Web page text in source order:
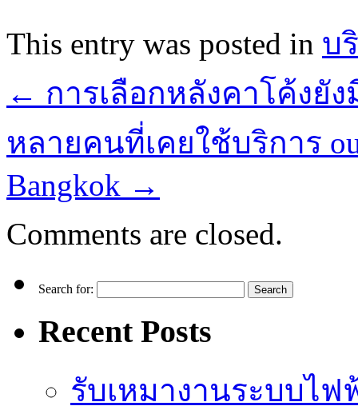
This entry was posted in บ
← การเลือกหลังคาโค้งยั
หลายคนที่เคยใช้บริการ
Bangkok →
Comments are closed.
Search for:
Recent Posts
รับเหมางานระบบไ